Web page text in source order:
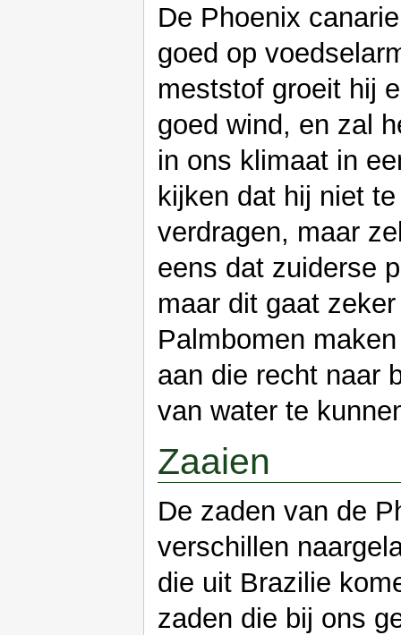
De Phoenix
goed op
meststof groeit hij
goed wind, en zal
in ons klimaat in
kijken dat hij niet
verdragen, maar
eens dat zuiderse
maar dit gaat
Palmbomen
aan die recht naar
van water te
Zaaien
De zaden van de
verschillen
die uit Brazilie
zaden die bij ons